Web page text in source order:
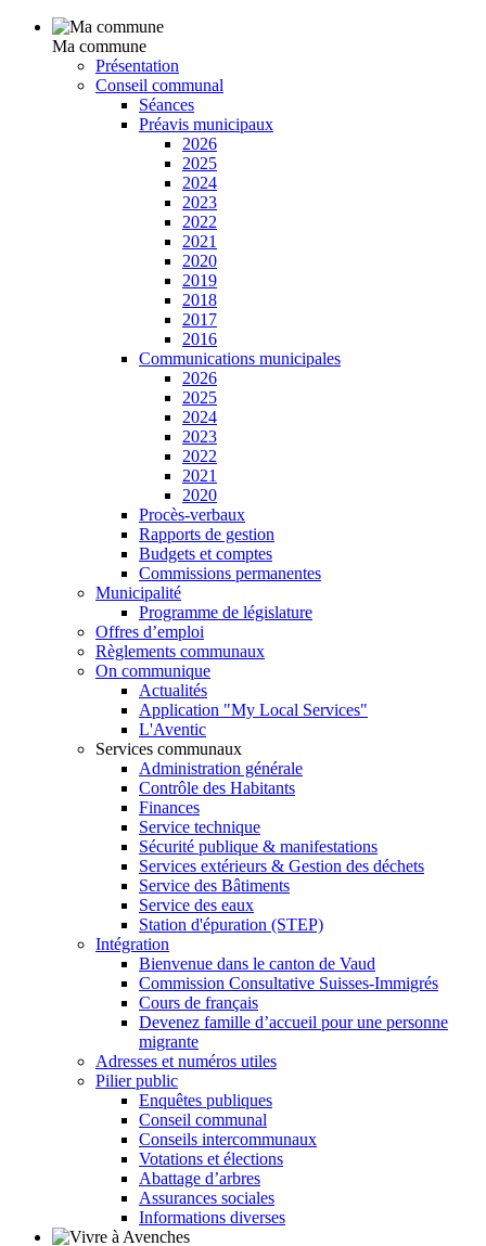
Ma commune
Présentation
Conseil communal
Séances
Préavis municipaux
2026
2025
2024
2023
2022
2021
2020
2019
2018
2017
2016
Communications municipales
2026
2025
2024
2023
2022
2021
2020
Procès-verbaux
Rapports de gestion
Budgets et comptes
Commissions permanentes
Municipalité
Programme de législature
Offres d’emploi
Règlements communaux
On communique
Actualités
Application "My Local Services"
L'Aventic
Services communaux
Administration générale
Contrôle des Habitants
Finances
Service technique
Sécurité publique & manifestations
Services extérieurs & Gestion des déchets
Service des Bâtiments
Service des eaux
Station d'épuration (STEP)
Intégration
Bienvenue dans le canton de Vaud
Commission Consultative Suisses-Immigrés
Cours de français
Devenez famille d’accueil pour une personne
migrante
Adresses et numéros utiles
Pilier public
Enquêtes publiques
Conseil communal
Conseils intercommunaux
Votations et élections
Abattage d’arbres
Assurances sociales
Informations diverses